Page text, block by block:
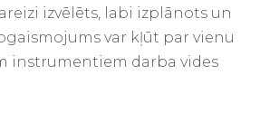
izvēlēts, labi izplānots un
var kļūt par vienu
instrumentiem darba vides